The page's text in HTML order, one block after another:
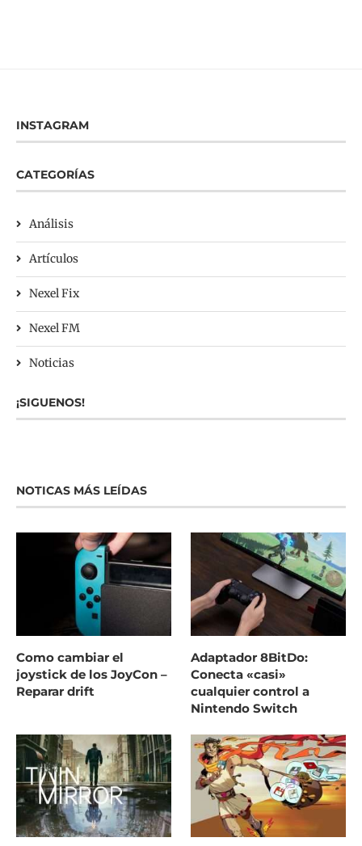
INSTAGRAM
CATEGORÍAS
Análisis
Artículos
Nexel Fix
Nexel FM
Noticias
¡SIGUENOS!
NOTICAS MÁS LEÍDAS
Como cambiar el
joystick de los JoyCon –
Reparar drift
Adaptador 8BitDo:
Conecta «casi»
cualquier control a
Nintendo Switch